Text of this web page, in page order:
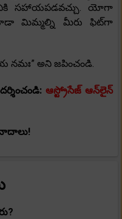
సహాయపడవచ్చు. యోగా
మిమ్మల్ని మీరు ఫిట్‌గా
నమః” అని జపించండి.
ఆస్ట్రోసేజ్ ఆన్‌లైన్